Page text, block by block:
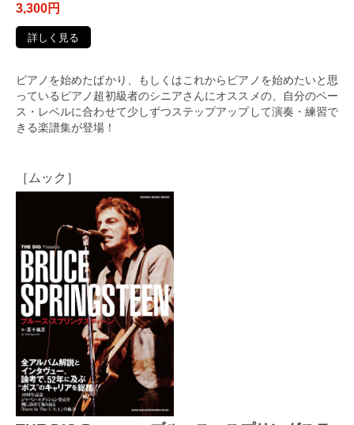
3,300円
詳しく見る
ピアノを始めたばかり、もしくはこれからピアノを始めたいと思
っているピアノ超初級者のシニアさんにオススメの、自分のペー
ス・レベルに合わせて少しずつステップアップして演奏・練習で
きる楽譜集が登場！
［ムック］